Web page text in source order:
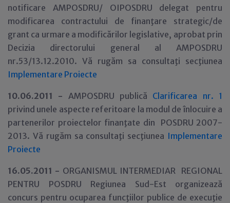
notificare AMPOSDRU/ OIPOSDRU delegat pentru
modificarea contractului de finanţare strategic/de
grant ca urmare a modificărilor legislative, aprobat prin
Decizia directorului general al AMPOSDRU
nr.53/13.12.2010. Vă rugăm sa consultaţi secţiunea
Implementare Proiecte
10.06.2011 - AMPOSDRU publică Clarificarea nr. 1
privind unele aspecte referitoare la modul de înlocuire a
partenerilor proiectelor finanţate din POSDRU 2007-
2013. Vă rugăm sa consultaţi secţiunea Implementare
Proiecte
16.05.2011 - ORGANISMUL INTERMEDIAR REGIONAL
PENTRU POSDRU Regiunea Sud-Est organizează
concurs pentru ocuparea funcţiilor publice de execuţie